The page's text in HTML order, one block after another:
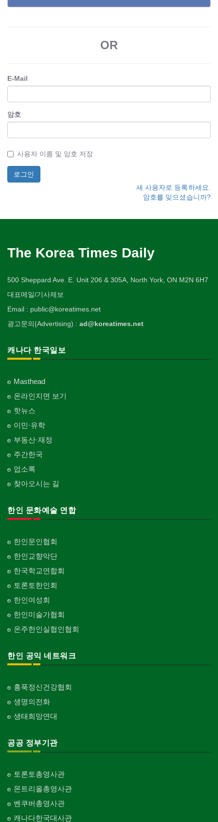
OR
E-Mail
암호
사용자 이름 및 암호 저장
새 사용자로 등록하세요.
암호를 잊으셨습니까?
The Korea Times Daily
500 Sheppard Ave. E. Unit 206 & 305A, North York, ON M2N 6H7
대표메일/기사제보
Email : public@koreatimes.net
광고문의(Advertising) : ad@koreatimes.net
캐나다 한국일보
Masthead
온라인지면 보기
핫뉴스
이민·유학
부동산·재정
주간한국
업소록
찾아오시는 길
한인 문화예술 연합
한인문인협회
한인교향악단
한국학교연합회
토론토한인회
한인여성회
한인미술가협회
온주한인실협인협회
한인 공익 네트워크
홍푹정신건강협회
생명의전화
생태희망연대
공공 정부기관
토론토총영사관
몬트리올총영사관
벤쿠버총영사관
캐나다한국대사관